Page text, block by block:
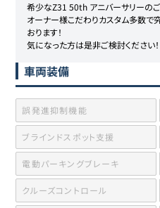
希少なZ31 50th アニバーサリーのご
オーナー様こだわりカスタム多数で
おります！
気になった方は是非ご検討ください！
車両装備
誤発進抑制機能
ブラインドスポット支援
電動パーキングブレーキ
クルーズコントロール